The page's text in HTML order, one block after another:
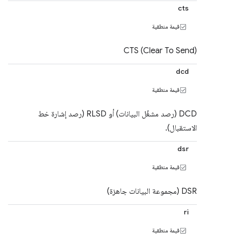
cts
قيمة منطقية
CTS (Clear To Send)
dcd
قيمة منطقية
DCD (رصد مشغّل البيانات) أو RLSD (رصد إشارة خط
الاستقبال).
dsr
قيمة منطقية
DSR (مجموعة البيانات جاهزة)
ri
قيمة منطقية